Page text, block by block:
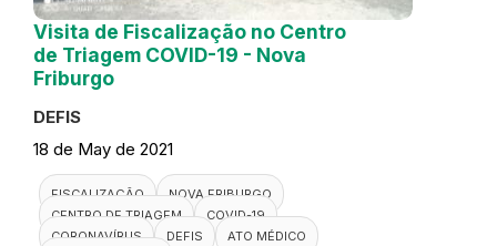
Visita de Fiscalização no Centro
de Triagem COVID-19 - Nova
Friburgo
DEFIS
18 de May de 2021
FISCALIZAÇÃO
NOVA FRIBURGO
CENTRO DE TRIAGEM
COVID-19
CORONAVÍRUS
DEFIS
ATO MÉDICO